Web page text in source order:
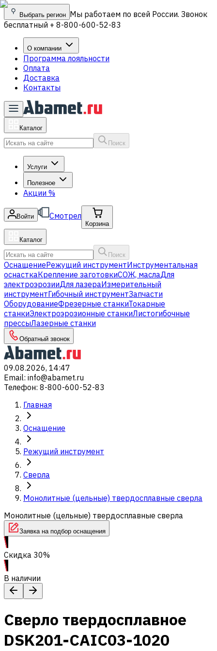
Выбрать регион Мы работаем по всей России. Звонок
бесплатный + 8-800-600-52-83
О компании
Программа лояльности
Оплата
Доставка
Контакты
Каталог
Поиск
Услуги
Полезное
Акции %
Войти Смотрел
Корзина
Каталог
Поиск
ОснащениеРежущий инструментИнструментальная
оснасткаКрепление заготовкиСОЖ, маслаДля
электроэрозииДля лазераИзмерительный
инструментГибочный инструментЗапчасти
ОборудованиеФрезерные станкиТокарные
станкиЭлектроэрозионные станкиЛистогибочные
прессыЛазерные станки
Обратный звонок
09.08.2026, 14:47
Email: info@abamet.ru
Телефон: 8-800-600-52-83
Главная
Оснащение
Режущий инструмент
Сверла
Монолитные (цельные) твердосплавные сверла
Монолитные (цельные) твердосплавные сверла
Заявка на подбор оснащения
Скидка 30%
В наличии
Сверло твердосплавное
DSK201-CAIC03-1020